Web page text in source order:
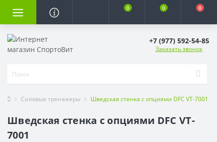
0 0 0
+7 (977) 592-54-85
Заказать звонок
Силовые тренажеры Шведская стенка с опциями DFC VT-7001
Шведская стенка с опциями DFC VT-
7001